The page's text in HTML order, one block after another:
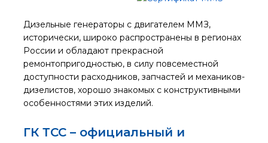
Дизельные генераторы с двигателем ММЗ,
исторически, широко распространены в регионах
России и обладают прекрасной
ремонтопригодностью, в силу повсеместной
доступности расходников, запчастей и механиков-
дизелистов, хорошо знакомых с конструктивными
особенностями этих изделий.
ГК ТСС – официальный и